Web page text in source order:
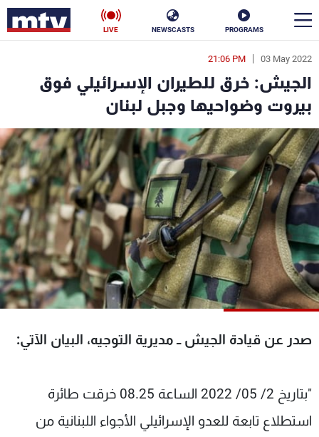
PROGRAMS
NEWSCASTS
LIVE
03 May 2022
21:06 PM
الجيش: خرق للطيران الإسرائيلي فوق
بيروت وضواحيها وجبل لبنان
صدر عن قيادة الجيش ــ مديرية التوجيه، البيان الآتي:
"بتاريخ 2/ 05/ 2022 الساعة 08.25 خرقت طائرة
استطلاع تابعة للعدو الإسرائيلي الأجواء اللبنانية من
en
الأخبار
سياسة ناس
إقتصاد فن
منوعات رياضة
كأس العالم
البرامج
جدول البرامج
شاهد البرامج
عن MTV
الإنـتـاج
وظائف
تواصل معنا
شروط الإسـتخدام